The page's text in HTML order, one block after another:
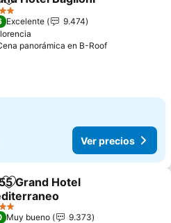
Agregar a favoritos
Excelente
9.474
panorámica en B-RoofVer precios
Ver precios
Agregar a favoritos
Grand Hotel
precios
Muy bueno
9.373